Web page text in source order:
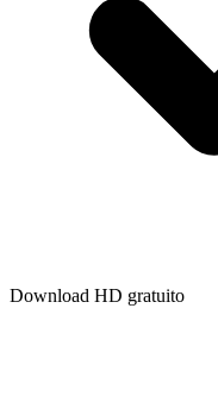
Download HD gratuito